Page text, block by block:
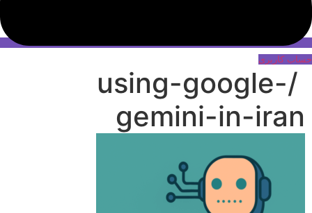
حساب کاربری
/using-google-
gemini-in-iran